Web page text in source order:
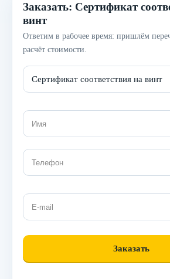
Заказать: Сертификат
винт
Ответим в рабочее время: пришлём
расчёт стоимости.